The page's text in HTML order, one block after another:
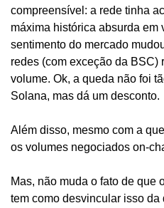
compreensível: a rede tinha
máxima histórica absurda em
sentimento do mercado
redes (com exceção da BSC)
volume. Ok, a queda não foi
Solana, mas dá um desconto.
Além disso, mesmo com a
os volumes negociados on-
Mas, não muda o fato de que
tem como desvincular isso